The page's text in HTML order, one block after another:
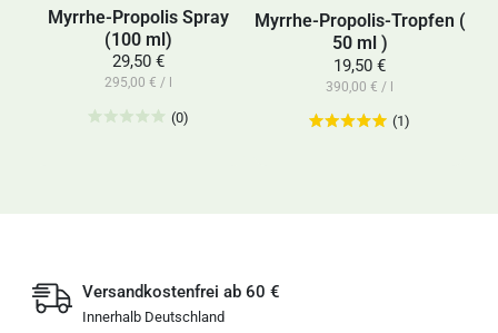
Myrrhe-Propolis Spray
(100 ml)
29,50 €
295,00 € / l
(0)
Myrrhe-Propolis-Tropfen (
50 ml )
19,50 €
390,00 € / l
(1)
Versandkostenfrei ab 60 €
Innerhalb Deutschland